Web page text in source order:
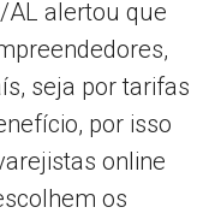
AL alertou que
seja por tarifas
por isso
online
os